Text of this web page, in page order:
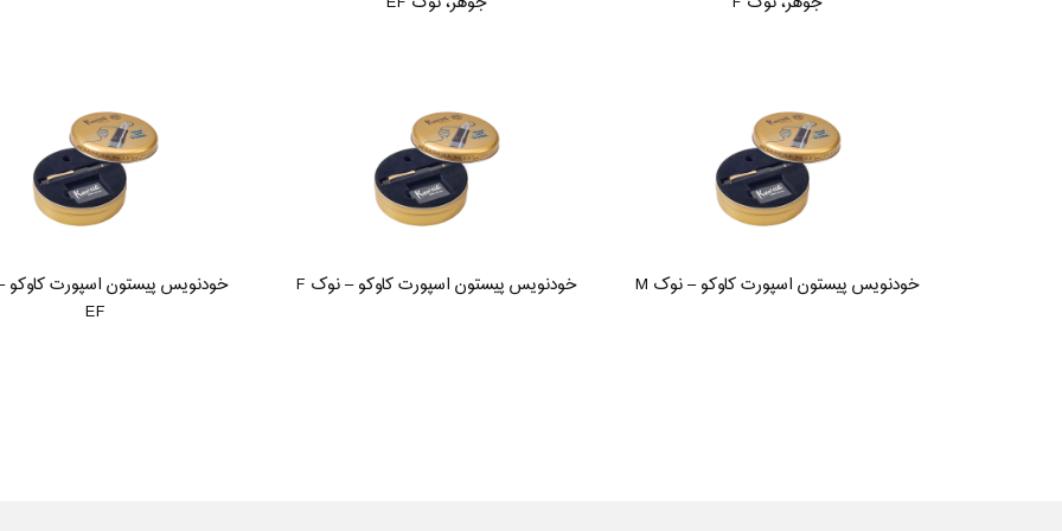
خودنویس پیستون اسپورت کاوکو – نوک M خودنویس پیستون اسپورت کاوکو – نوک F
خودنویس پیستون اسپورت
EF